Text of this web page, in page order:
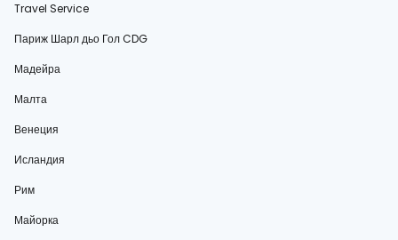
Travel Service
Париж Шарл дьо Гол CDG
Мадейра
Малта
Венеция
Исландия
Рим
Майорка